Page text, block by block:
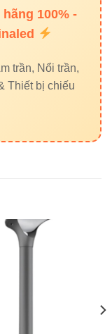
100% -
trần, Nổi trần,
Thiết bị chiếu